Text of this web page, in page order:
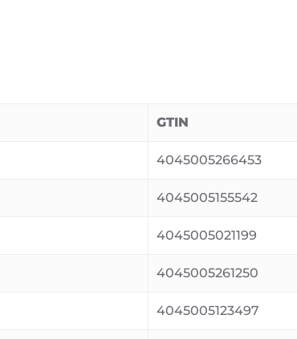
GTIN
4045005266453
4045005155542
4045005021199
4045005261250
4045005123497